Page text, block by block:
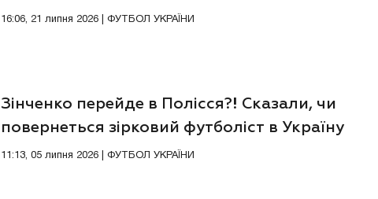
16:06, 21 липня 2026 | ФУТБОЛ УКРАЇНИ
Зінченко перейде в Полісся?! Сказали, чи
повернеться зірковий футболіст в Україну
11:13, 05 липня 2026 | ФУТБОЛ УКРАЇНИ